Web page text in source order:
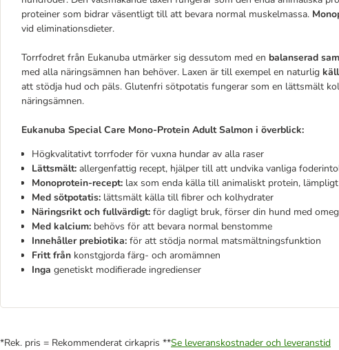
proteiner som bidrar väsentligt till att bevara normal muskelmassa.
vid eliminationsdieter.
Torrfodret från Eukanuba utmärker sig dessutom med en balanserad
med alla näringsämnen han behöver. Laxen är till exempel en naturlig
att stödja hud och päls. Glutenfri sötpotatis fungerar som en lättsmält
näringsämnen.
Eukanuba Special Care Mono-Protein Adult Salmon i överblick:
Högkvalitativt torrfoder för vuxna hundar av alla raser
Lättsmält: allergenfattig recept, hjälper till att undvika vanliga
Monoprotein-recept: lax som enda källa till animaliskt protein,
Med sötpotatis: lättsmält källa till fibrer och kolhydrater
Näringsrikt och fullvärdigt: för dagligt bruk, förser din hund med
Med kalcium: behövs för att bevara normal benstomme
Innehåller prebiotika: för att stödja normal matsmältningsfunktion
Fritt från konstgjorda färg- och aromämnen
Inga genetiskt modifierade ingredienser
*Rek. pris = Rekommenderat cirkapris **Se leveranskostnader och leveranstid